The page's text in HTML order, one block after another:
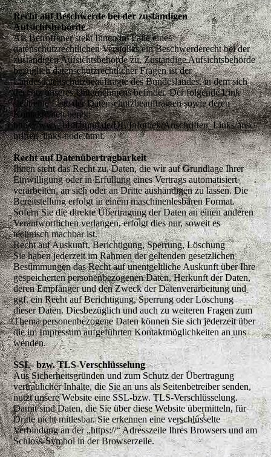
Recht auf Beschwerde bei der zuständigen
Aufsichtsbehörde
Als Betroffener steht Ihnen im Falle eines
datenschutzrechtlichen Verstoßes ein Beschwerderecht bei der
zuständigen Aufsichtsbehörde zu. Zuständige Aufsichtsbehörde
bezüglich datenschutzrechtlicher Fragen ist der
Landesdatenschutzbeauftragte des Bundeslandes, in dem sich
der Sitz unseres Unternehmens befindet. Der folgende Link
stellt eine Liste der Datenschutzbeauftragten sowie deren
Kontaktdaten bereit:
https://www.bfdi.bund.de/DE/Infothek/Anschriften_Links/ansc
hriften_links-node.html.
Recht auf Datenübertragbarkeit
Ihnen steht das Recht zu, Daten, die wir auf Grundlage Ihrer
Einwilligung oder in Erfüllung eines Vertrags automatisiert
verarbeiten, an sich oder an Dritte aushändigen zu lassen. Die
Bereitstellung erfolgt in einem maschinenlesbaren Format.
Sofern Sie die direkte Übertragung der Daten an einen anderen
Verantwortlichen verlangen, erfolgt dies nur, soweit es
technisch machbar ist.
Recht auf Auskunft, Berichtigung, Sperrung, Löschung
Sie haben jederzeit im Rahmen der geltenden gesetzlichen
Bestimmungen das Recht auf unentgeltliche Auskunft über Ihre
gespeicherten personenbezogenen Daten, Herkunft der Daten,
deren Empfänger und den Zweck der Datenverarbeitung und
ggf. ein Recht auf Berichtigung, Sperrung oder Löschung
dieser Daten. Diesbezüglich und auch zu weiteren Fragen zum
Thema personenbezogene Daten können Sie sich jederzeit über
die im Impressum aufgeführten Kontaktmöglichkeiten an uns
wenden.
SSL- bzw. TLS-Verschlüsselung
Aus Sicherheitsgründen und zum Schutz der Übertragung
vertraulicher Inhalte, die Sie an uns als Seitenbetreiber senden,
nutzt unsere Website eine SSL-bzw. TLS-Verschlüsselung.
Damit sind Daten, die Sie über diese Website übermitteln, für
Dritte nicht mitlesbar. Sie erkennen eine verschlüsselte
Verbindung an der „https://“ Adresszeile Ihres Browsers und am
Schloss-Symbol in der Browserzeile.